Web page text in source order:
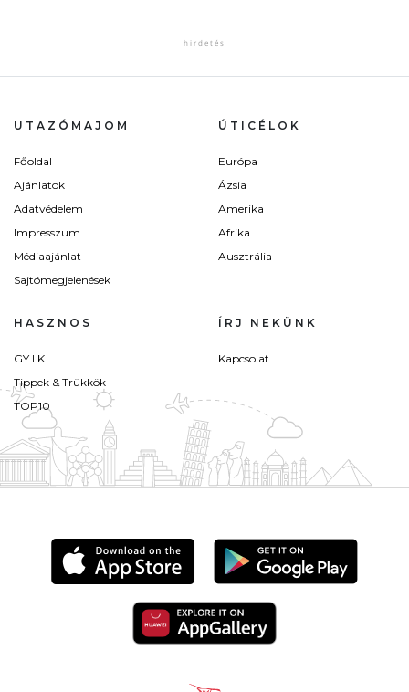
UTAZÓMAJOM
Főoldal
Ajánlatok
Adatvédelem
Impresszum
Médiaajánlat
Sajtómegjelenések
ÚTICÉLOK
Európa
Ázsia
Amerika
Afrika
Ausztrália
HASZNOS
GY.I.K.
Tippek & Trükkök
TOP10
ÍRJ NEKÜNK
Kapcsolat